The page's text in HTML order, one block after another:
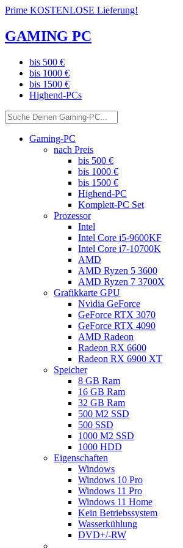
Prime KOSTENLOSE Lieferung!
GAMING PC
bis 500 €
bis 1000 €
bis 1500 €
Highend-PCs
Gaming-PC
nach Preis
bis 500 €
bis 1000 €
bis 1500 €
Highend-PC
Komplett-PC Set
Prozessor
Intel
Intel Core i5-9600KF
Intel Core i7-10700K
AMD
AMD Ryzen 5 3600
AMD Ryzen 7 3700X
Grafikkarte GPU
Nvidia GeForce
GeForce RTX 3070
GeForce RTX 4090
AMD Radeon
Radeon RX 6600
Radeon RX 6900 XT
Speicher
8 GB Ram
16 GB Ram
32 GB Ram
500 M2 SSD
500 SSD
1000 M2 SSD
1000 HDD
Eigenschaften
Windows
Windows 10 Pro
Windows 11 Pro
Windows 11 Home
Kein Betriebssystem
Wasserkühlung
DVD+/-RW